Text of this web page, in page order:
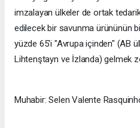
imzalayan ülkeler de ortak
edilecek bir savunma ürününün
yüzde 65'i "Avrupa içinden" (AB
Lihtenştayn ve İzlanda) gelmek
Muhabir: Selen Valente